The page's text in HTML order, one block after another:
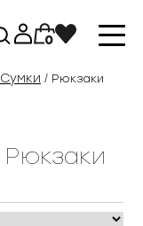
0
Сумки / Рюкзаки
Рюкзаки